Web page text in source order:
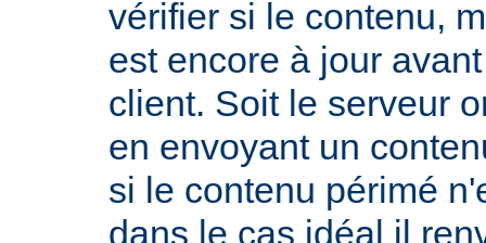
vérifier si le contenu,
est encore à jour
client. Soit le serveur
en envoyant un
si le contenu périmé
dans le cas idéal il